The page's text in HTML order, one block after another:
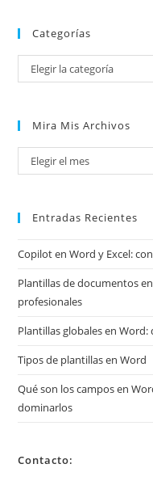
Categorías
Categorías
Elegir la categoría
Mira Mis Archivos
Mira
mis
Elegir el mes
Entradas Recientes
Copilot en Word y Excel:
Plantillas de documentos
profesionales
Plantillas globales en
Tipos de plantillas en Word
Qué son los campos en
dominarlos
Contacto: